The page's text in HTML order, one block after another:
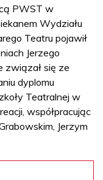
PWST w
Wydziału
Teatru pojawił
Jerzego
związał się ze
dyplomu
Teatralnej w
współpracując
Jerzym